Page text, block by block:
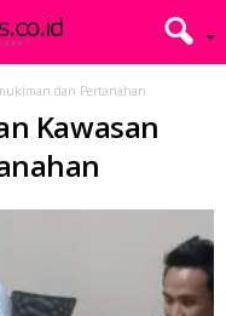
dan Pertanahan
Kawasan